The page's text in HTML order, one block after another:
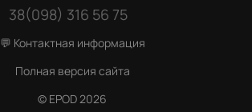
38(098) 316 56 75
💬 Контактная информация
Полная версия сайта
© EPOD 2026